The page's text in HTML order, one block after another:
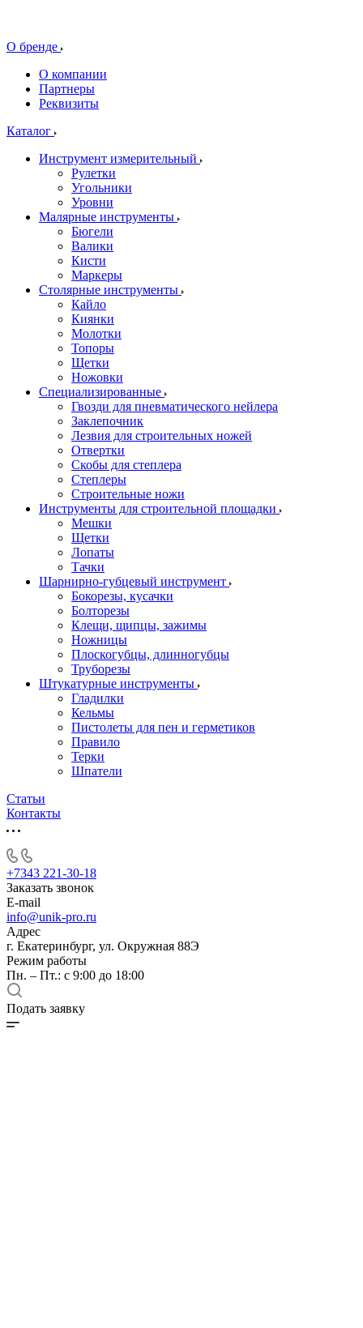
О бренде
О компании
Партнеры
Реквизиты
Каталог
Инструмент измерительный
Рулетки
Угольники
Уровни
Малярные инструменты
Бюгели
Валики
Кисти
Маркеры
Столярные инструменты
Кайло
Киянки
Молотки
Топоры
Щетки
Ножовки
Специализированные
Гвозди для пневматического нейлера
Заклепочник
Лезвия для строительных ножей
Отвертки
Скобы для степлера
Степлеры
Строительные ножи
Инструменты для строительной площадки
Мешки
Щетки
Лопаты
Тачки
Шарнирно-губцевый инструмент
Бокорезы, кусачки
Болторезы
Клещи, щипцы, зажимы
Ножницы
Плоскогубцы, длинногубцы
Труборезы
Штукатурные инструменты
Гладилки
Кельмы
Пистолеты для пен и герметиков
Правило
Терки
Шпатели
Статьи
Контакты
+7343 221-30-18
Заказать звонок
E-mail
info@unik-pro.ru
Адрес
г. Екатеринбург, ул. Окружная 88Э
Режим работы
Пн. – Пт.: с 9:00 до 18:00
Подать заявку